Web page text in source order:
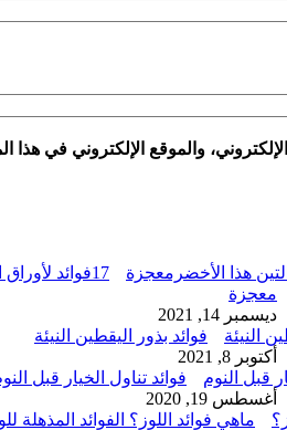
والموقع الإلكتروني في هذا
17فوائد
معجزة
ديسمبر 14, 2021
فوائد بذور اليقطين النيئة
أكتوبر 8, 2021
فوائد تناول الخيار قبل
أغسطس 19, 2020
ماهي فوائد اللوز؟ الفوائد المذهلة